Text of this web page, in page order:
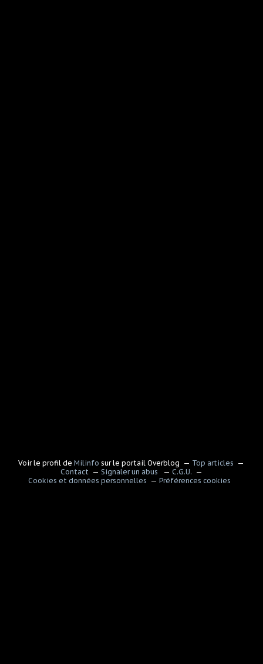
Voir le profil deMilinfo sur le portail Overblog
Top articles
Contact
Signaler un abus
C.G.U.
Cookies et données personnelles
Préférences cookies